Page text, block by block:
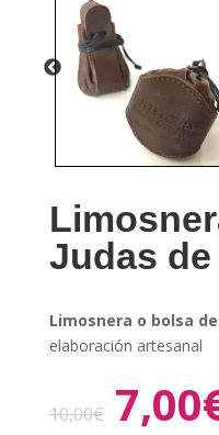
Judas
Limosnera o bolsa
elaboración artesanal
10,00€ 7,00